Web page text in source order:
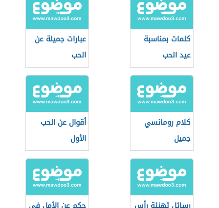
كلمات بمناسبة
عيد الحب
عبارات جميلة عن
الحب
كلام رومانسي
جميل
أقوال عن الحب
الأول